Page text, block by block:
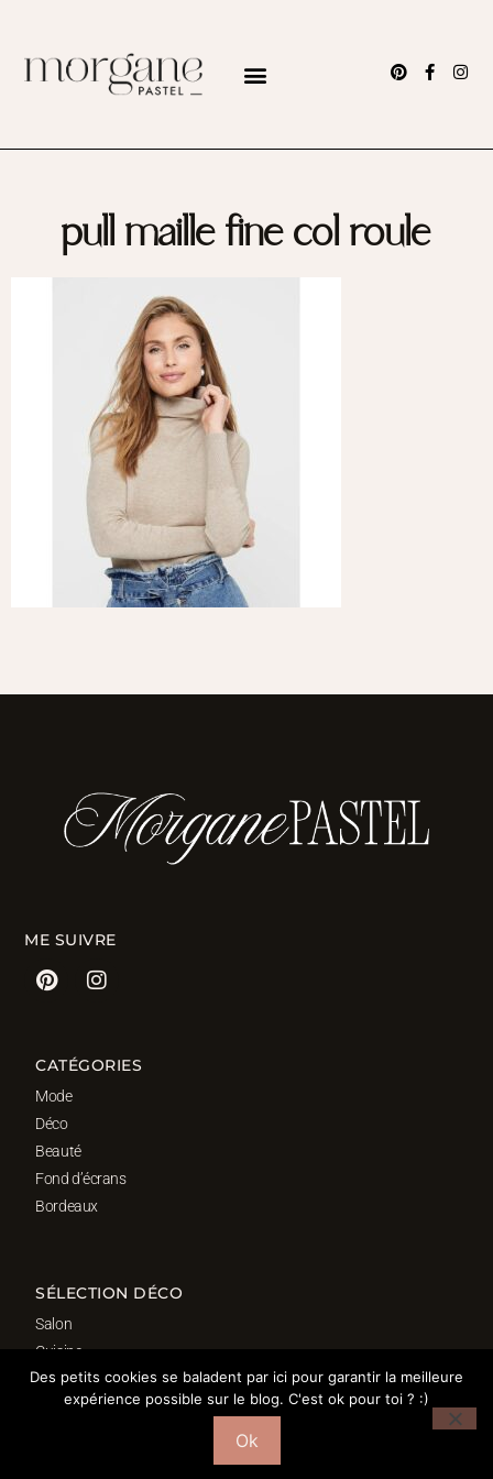
pull maille fine col roule
ME SUIVRE
CATÉGORIES
Mode
Déco
Beauté
Fond d’écrans
Bordeaux
SÉLECTION DÉCO
Salon
Cuisine
Salle de bain
Chambre
Des petits cookies se baladent par ici pour garantir la meilleure
expérience possible sur le blog. C'est ok pour toi ? :)
Ok